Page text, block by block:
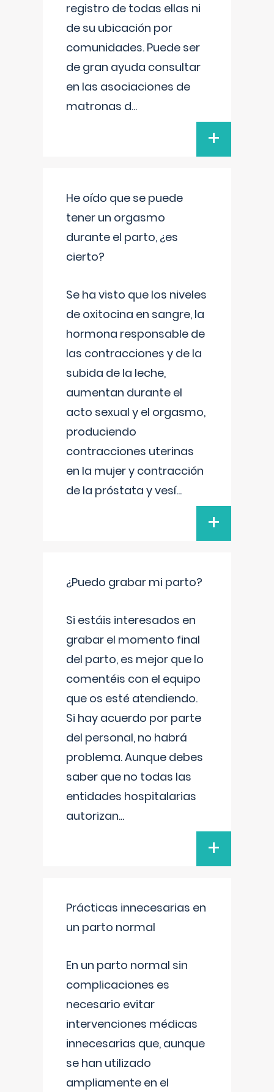
registro de todas ellas ni
de su ubicación por
comunidades. Puede ser
de gran ayuda consultar
en las asociaciones de
matronas d...
+
He oído que se puede
tener un orgasmo
durante el parto, ¿es
cierto?
Se ha visto que los niveles
de oxitocina en sangre, la
hormona responsable de
las contracciones y de la
subida de la leche,
aumentan durante el
acto sexual y el orgasmo,
produciendo
contracciones uterinas
en la mujer y contracción
de la próstata y vesí...
+
¿Puedo grabar mi parto?
Si estáis interesados en
grabar el momento final
del parto, es mejor que lo
comentéis con el equipo
que os esté atendiendo.
Si hay acuerdo por parte
del personal, no habrá
problema. Aunque debes
saber que no todas las
entidades hospitalarias
autorizan...
+
Prácticas innecesarias en
un parto normal
En un parto normal sin
complicaciones es
necesario evitar
intervenciones médicas
innecesarias que, aunque
se han utilizado
ampliamente en el